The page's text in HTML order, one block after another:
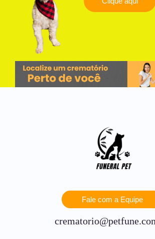
Fale com a Equipe